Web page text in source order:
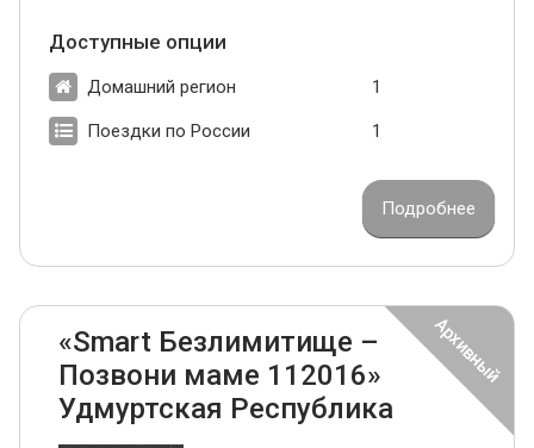
Доступные опции
Домашний регион 1
Поездки по России 1
Подробнее
«Smart Безлимитище –
Позвони маме 112016»
Удмуртская Республика